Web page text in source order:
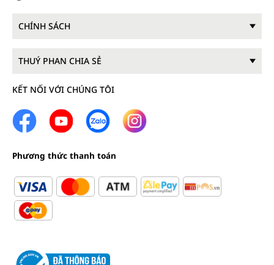
CHÍNH SÁCH
THUÝ PHAN CHIA SẺ
KẾT NỐI VỚI CHÚNG TÔI
Phương thức thanh toán